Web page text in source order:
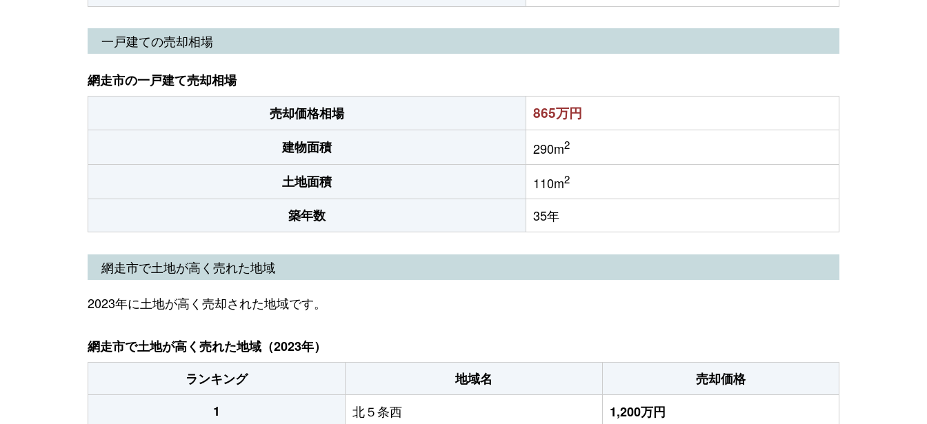
一戸建ての売却相場
網走市の一戸建て売却相場
売却価格相場
865万円
建物面積 290m2
土地面積 110m2
築年数 35年
網走市で土地が高く売れた地域
2023年に土地が高く売却された地域です。
網走市で土地が高く売れた地域（2023年）
ランキング
地域名
売却価格
1
北５条西
1,200万円